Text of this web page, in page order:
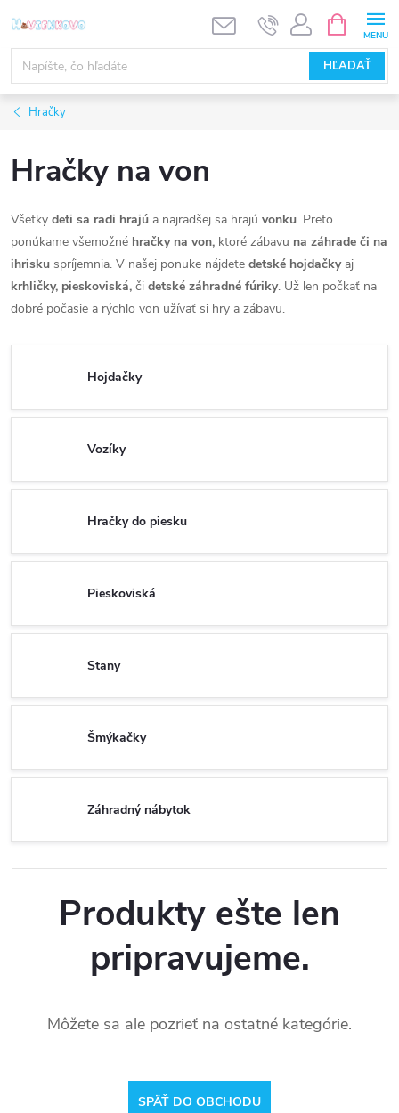
na
obsah
HĽADAŤ
KOŠÍK
Hračky
Hračky na von
Všetky deti sa radi hrajú a najradšej sa hrajú vonku. Preto
ponúkame všemožné hračky na von, ktoré zábavu na záhrade či na
ihrisku spríjemnia. V našej ponuke nájdete detské hojdačky aj
krhličky, pieskoviská, či detské záhradné fúriky. Už len počkať na
dobré počasie a rýchlo von užívať si hry a zábavu.
Hojdačky
Vozíky
Hračky do piesku
Pieskoviská
Stany
Šmýkačky
Záhradný nábytok
Produkty ešte len
pripravujeme.
Môžete sa ale pozrieť na ostatné kategórie.
SPÄŤ DO OBCHODU